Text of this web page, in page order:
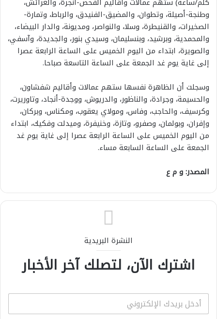
وطنجة-أصيلة، وتطوان، والمضيق-الفنيدق، والرباط، وتمارة-
الصخيرات، والقنيطرة، وسلا، والنواصر، ومديونة، والدار البيضاء،
والمحمدية، وبرشيد، وبنسليمان، وسيدي بنور، والجديدة، وآسفي،
والصويرة، ابتداء من اليوم الخميس على الساعة الرابعة عصرا
إلى غاية يوم غد الجمعة على الساعة التاسعة صباحا.
وسجلت أن الظاهرة نفسها ستهم عمالات وأقاليم شفشاون،
والحسيمة، وجرادة، والناظور، والدريوش، ووجدة-أنجاد، وتاوريرت،
وكرسيف، والحاجب، وفاس، ومولاي يعقوب، ومكناس، وبركان،
وإفران، وبولمان، وصفرو، وتازة، وخنيفرة، وميدلت وفكيك، ابتداء
من اليوم الخميس على الساعة الرابعة عصرا إلى غاية يوم غد
الجمعة على الساعة السابعة مساء.
المصدر: و م ع
النشرة البريدية
اشترك الآن، لتصلك آخر الأخبار
E
a